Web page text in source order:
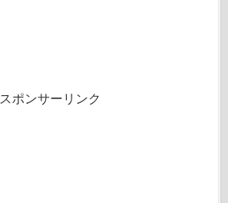
スポンサーリンク